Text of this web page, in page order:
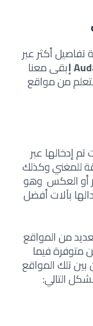
تفاصيل أكثر عبر
بقى معنا
من مواقع
إدخالها عبر
للمغني وكذلك
أو العكس وهو
بآلات أفضل
من المواقع
متوفرة فيما
تلك المواقع
التالي: